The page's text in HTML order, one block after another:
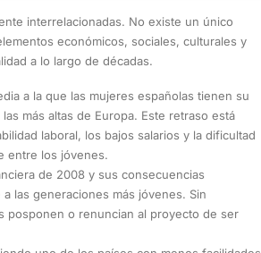
interrelacionadas. No existe un único
económicos, sociales, culturales y
a lo largo de décadas.
a la que las mujeres españolas tienen su
más altas de Europa. Este retraso está
laboral, los bajos salarios y la dificultad
entre los jóvenes.
de 2008 y sus consecuencias
las generaciones más jóvenes. Sin
posponen o renuncian al proyecto de ser